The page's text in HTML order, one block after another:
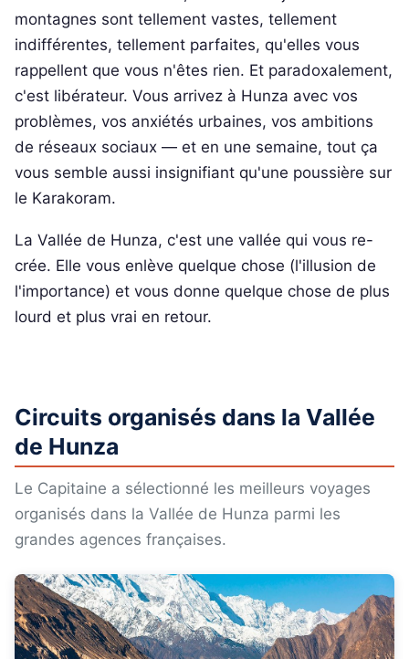
montagnes sont tellement vastes, tellement
indifférentes, tellement parfaites, qu'elles vous
rappellent que vous n'êtes rien. Et paradoxalement,
c'est libérateur. Vous arrivez à Hunza avec vos
problèmes, vos anxiétés urbaines, vos ambitions
de réseaux sociaux — et en une semaine, tout ça
vous semble aussi insignifiant qu'une poussière sur
le Karakoram.
La Vallée de Hunza, c'est une vallée qui vous re-
crée. Elle vous enlève quelque chose (l'illusion de
l'importance) et vous donne quelque chose de plus
lourd et plus vrai en retour.
Circuits organisés dans la Vallée
de Hunza
Le Capitaine a sélectionné les meilleurs voyages
organisés dans la Vallée de Hunza parmi les
grandes agences françaises.